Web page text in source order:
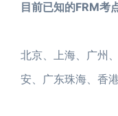
目前已知的FRM考
北京、上海、广州
安、广东珠海、香